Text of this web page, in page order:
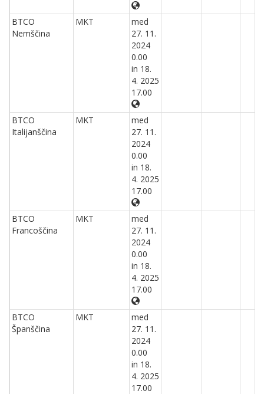
BTCO
Nemščina
MKT
med
27. 11.
2024
0.00
in 18.
4. 2025
17.00
BTCO
Italijanščina
MKT
med
27. 11.
2024
0.00
in 18.
4. 2025
17.00
BTCO
Francoščina
MKT
med
27. 11.
2024
0.00
in 18.
4. 2025
17.00
BTCO
Španščina
MKT
med
27. 11.
2024
0.00
in 18.
4. 2025
17.00